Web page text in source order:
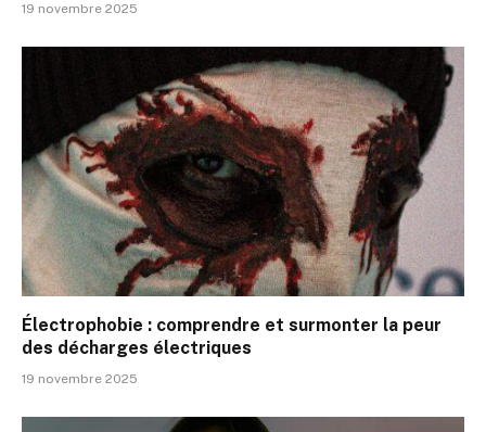
19 novembre 2025
Électrophobie : comprendre et surmonter la peur
des décharges électriques
19 novembre 2025